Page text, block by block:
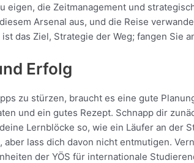
die Zeitmanagement und
Arsenal aus, und die Reise
das Ziel, Strategie der Weg; fangen Sie
Erfolg
zu stürzen, braucht es eine gute
und ein gutes Rezept. Schnapp dir
Lernblöcke so, wie ein Läufer an der
lass dich davon nicht entmutigen.
der YÖS für internationale